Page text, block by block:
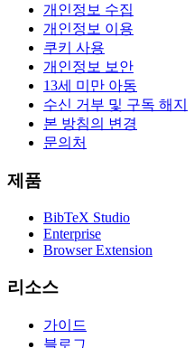
개인정보 수집
개인정보 이용
쿠키 사용
개인정보 보안
13세 미만 아동
수신 거부 및 구독 해지
본 방침의 변경
문의처
제품
BibTeX Studio
Enterprise
Browser Extension
리소스
가이드
블로그